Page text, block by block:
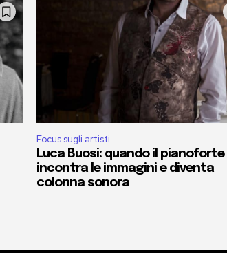
Focus sugli artisti
Luca Buosi: quando il pianoforte
incontra le immagini e diventa
colonna sonora